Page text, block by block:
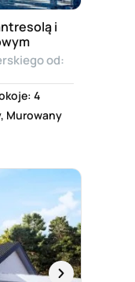
i
od:
4
Murowany